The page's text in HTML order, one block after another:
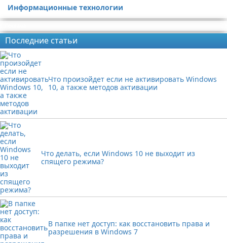
Информационные технологии
Последние статьи
Что произойдет если не активировать Windows
10, а также методов активации
Что делать, если Windows 10 не выходит из
спящего режима?
В папке нет доступ: как восстановить права и
разрешения в Windows 7